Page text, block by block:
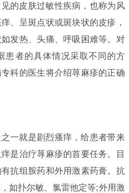
的皮肤过敏性疾病，也称为风
、呈斑点状或斑块状的皮疹，
发热、头痛、呼吸困难等。对
患者的具体情况采取不同的方
科的医生将介绍荨麻疹的正确
一就是剧烈瘙痒，给患者带来
是治疗荨麻疹的首要任务。目
抗组胺药和外用激素药膏。抗
如扑尔敏、氯雷他定等;外用激